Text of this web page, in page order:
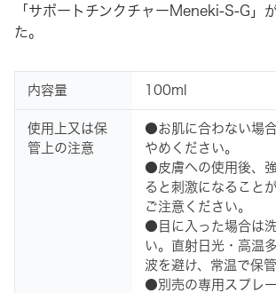
「サポートチンクチャーMeneki-S-G」
た。
内容量 100ml
使用上又は保
管上の注意
●お肌に合わない場
やめください。
●皮膚への使用後、
ると刺激になること
ご注意ください。
●目に入った場合は
い。直射日光・高温
波を避け、常温で保
●別売の専用スプレ